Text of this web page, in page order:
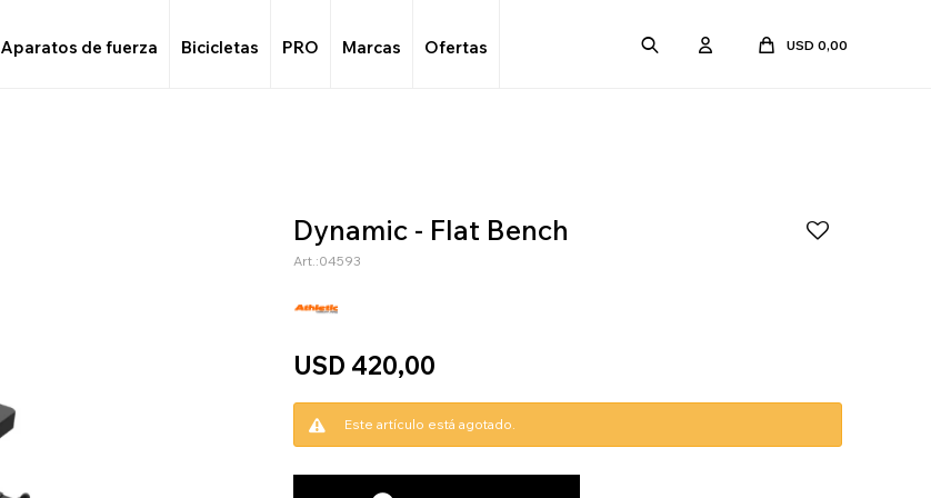
Aparatos de fuerza Bicicletas PRO Marcas Ofertas USD 0,00
Dynamic - Flat Bench
04593
USD 420,00
Este artículo está agotado.